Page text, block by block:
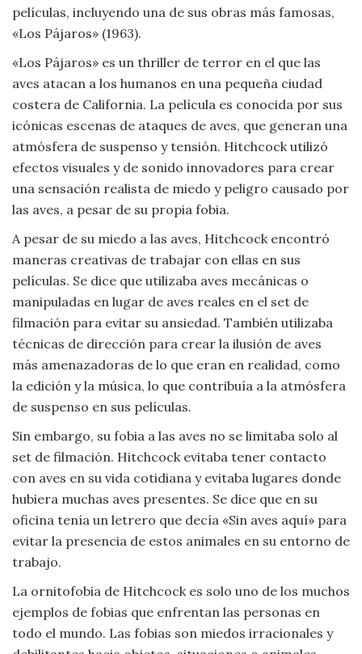
películas, incluyendo una de sus obras más famosas,
«Los Pájaros» (1963).
«Los Pájaros» es un thriller de terror en el que las
aves atacan a los humanos en una pequeña ciudad
costera de California. La película es conocida por sus
icónicas escenas de ataques de aves, que generan una
atmósfera de suspenso y tensión. Hitchcock utilizó
efectos visuales y de sonido innovadores para crear
una sensación realista de miedo y peligro causado por
las aves, a pesar de su propia fobia.
A pesar de su miedo a las aves, Hitchcock encontró
maneras creativas de trabajar con ellas en sus
películas. Se dice que utilizaba aves mecánicas o
manipuladas en lugar de aves reales en el set de
filmación para evitar su ansiedad. También utilizaba
técnicas de dirección para crear la ilusión de aves
más amenazadoras de lo que eran en realidad, como
la edición y la música, lo que contribuía a la atmósfera
de suspenso en sus películas.
Sin embargo, su fobia a las aves no se limitaba solo al
set de filmación. Hitchcock evitaba tener contacto
con aves en su vida cotidiana y evitaba lugares donde
hubiera muchas aves presentes. Se dice que en su
oficina tenía un letrero que decía «Sin aves aquí» para
evitar la presencia de estos animales en su entorno de
trabajo.
La ornitofobia de Hitchcock es solo uno de los muchos
ejemplos de fobias que enfrentan las personas en
todo el mundo. Las fobias son miedos irracionales y